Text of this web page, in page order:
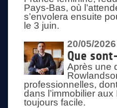
Pays-Bas, où
s’envolera ensuite
le 3 juin.
20/05/2026
Que
Après une
professionnelles,
dans l’immobilier
toujours facile.